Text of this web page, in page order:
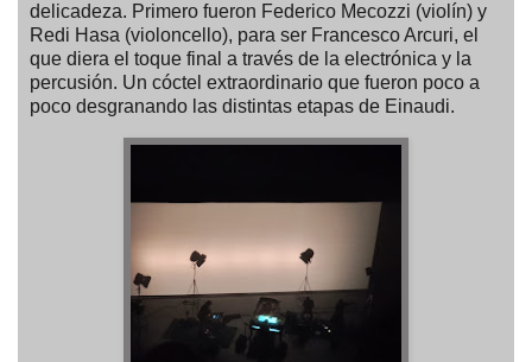
delicadeza. Primero fueron Federico Mecozzi (violín) y
Redi Hasa (violoncello), para ser Francesco Arcuri, el
que diera el toque final a través de la electrónica y la
percusión. Un cóctel extraordinario que fueron poco a
poco desgranando las distintas etapas de Einaudi.